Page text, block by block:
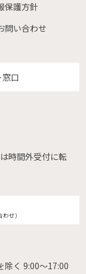
保護方針
問い合わせ
口
時間外受付に転
せ）
除く 9:00〜17:00